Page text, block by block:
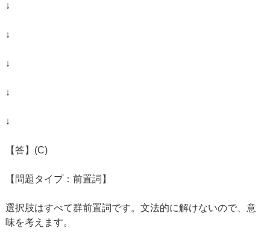
↓
↓
↓
↓
↓
【答】(C)
【問題タイプ：前置詞】
選択肢はすべて群前置詞です。文法的に解けないので、意
味を考えます。